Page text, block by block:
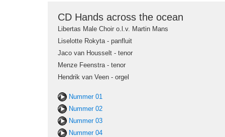
CD Hands across the ocean
Libertas Male Choir o.l.v. Martin Mans
Liselotte Rokyta - panfluit
Jaco van Housselt - tenor
Menze Feenstra - tenor
Hendrik van Veen - orgel
Nummer 01
Nummer 02
Nummer 03
Nummer 04